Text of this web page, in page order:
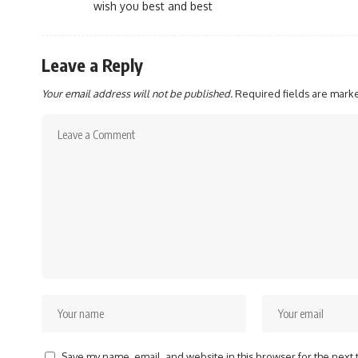
wish you best and best
Leave a Reply
Your email address will not be published.Required fields are